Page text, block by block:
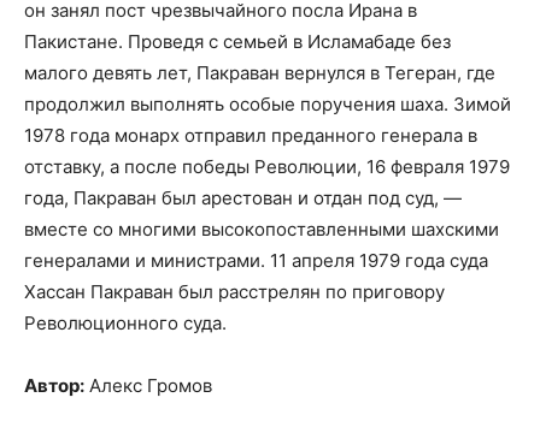
он занял пост чрезвычайного посла Ирана в
Пакистане. Проведя с семьей в Исламабаде без
малого девять лет, Пакраван вернулся в Тегеран, где
продолжил выполнять особые поручения шаха. Зимой
1978 года монарх отправил преданного генерала в
отставку, а после победы Революции, 16 февраля 1979
года, Пакраван был арестован и отдан под суд, —
вместе со многими высокопоставленными шахскими
генералами и министрами. 11 апреля 1979 года суда
Хассан Пакраван был расстрелян по приговору
Революционного суда.
Автор: Алекс Громов